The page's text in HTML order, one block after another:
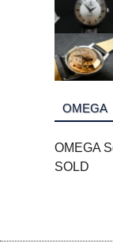
OMEGA
OMEGA
SOLD